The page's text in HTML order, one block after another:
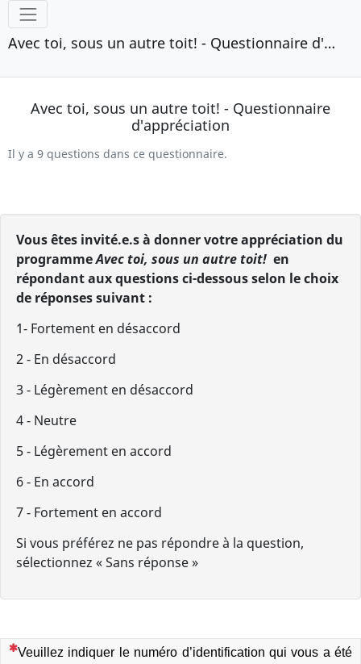
Outils
Avec toi, sous un autre toit! - Questionnaire d'appréciation
Avec toi, sous un autre toit! - Questionnaire
d'appréciation
Il y a 9 questions dans ce questionnaire.
Vous êtes invité.e.s à donner votre appréciation du
programmeAvec toi, sous un autre toit! en
répondant aux questions ci-dessous selon le choix
de réponses suivant :
1- Fortement en désaccord
2 - En désaccord
3 - Légèrement en désaccord
4 - Neutre
5 - Légèrement en accord
6 - En accord
7 - Fortement en accord
Si vous préférez ne pas répondre à la question,
sélectionnez « Sans réponse »
(Cette question est obligatoire)
Veuillez indiquer le numéro d’identification qui vous a été